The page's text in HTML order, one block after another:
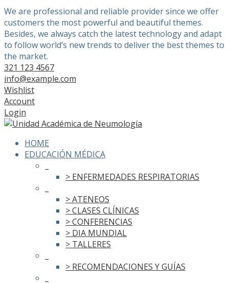
We are professional and reliable provider since we offer
customers the most powerful and beautiful themes.
Besides, we always catch the latest technology and adapt
to follow world’s new trends to deliver the best themes to
the market.
321 123 4567
info@example.com
Wishlist
Account
Login
HOME
EDUCACIÓN MÉDICA
> ENFERMEDADES RESPIRATORIAS
> ATENEOS
> CLASES CLÍNICAS
> CONFERENCIAS
> DIA MUNDIAL
> TALLERES
> RECOMENDACIONES Y GUÍAS